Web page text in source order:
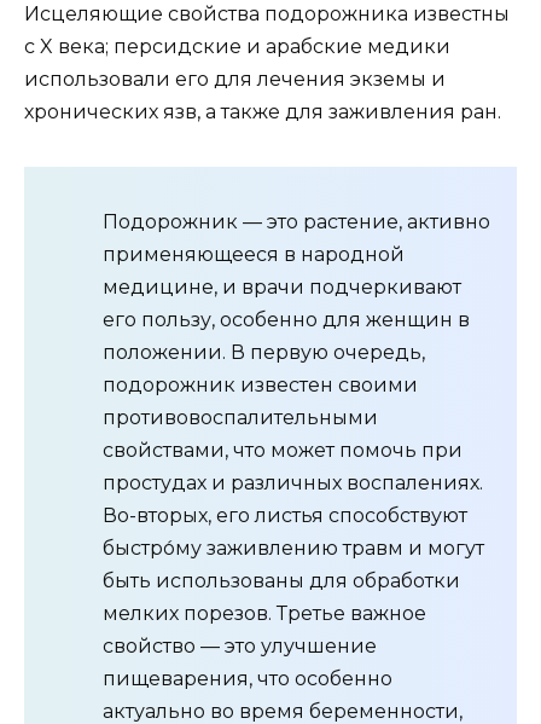
Исцеляющие свойства подорожника известны
с X века; персидские и арабские медики
использовали его для лечения экземы и
хронических язв, а также для заживления ран.
Подорожник — это растение, активно
применяющееся в народной
медицине, и врачи подчеркивают
его пользу, особенно для женщин в
положении. В первую очередь,
подорожник известен своими
противовоспалительными
свойствами, что может помочь при
простудах и различных воспалениях.
Во-вторых, его листья способствуют
быстро́му заживлению травм и могут
быть использованы для обработки
мелких порезов. Третье важное
свойство — это улучшение
пищеварения, что особенно
актуально во время беременности,